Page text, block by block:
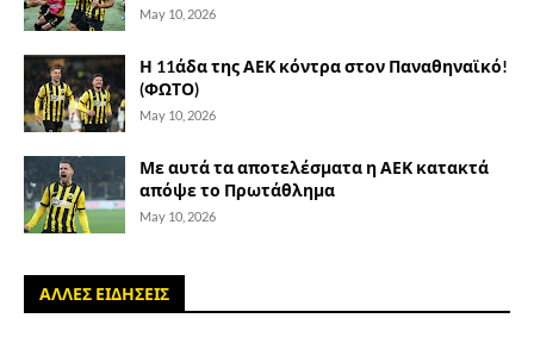
May 10, 2026
Η 11άδα της ΑΕΚ κόντρα στον Παναθηναϊκό!
(ΦΩΤΟ)
May 10, 2026
Με αυτά τα αποτελέσματα η ΑΕΚ κατακτά
απόψε το Πρωτάθλημα
May 10, 2026
ΑΛΛΕΣ ΕΙΔΗΣΕΙΣ